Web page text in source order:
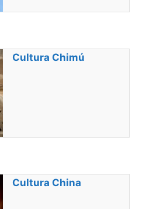
Cultura Chimú
Cultura China